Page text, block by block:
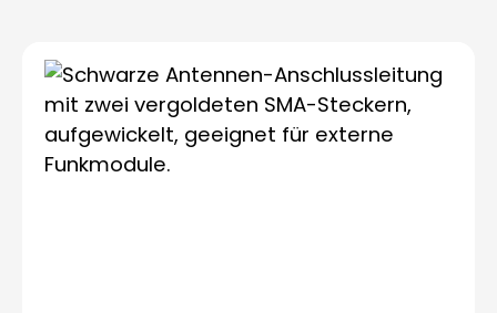
Bildergalerie überspringen